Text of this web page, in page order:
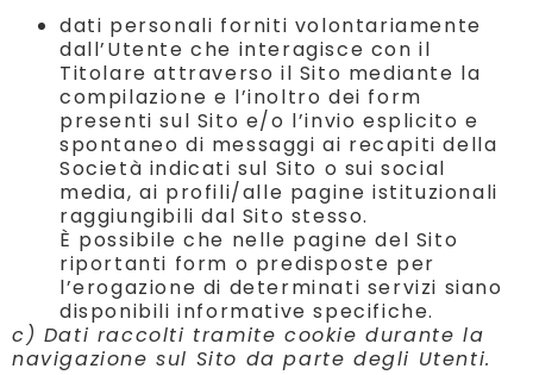
dati personali forniti volontariamente
dall’Utente che interagisce con il
Titolare attraverso il Sito mediante la
compilazione e l’inoltro dei form
presenti sul Sito e/o l’invio esplicito e
spontaneo di messaggi ai recapiti della
Società indicati sul Sito o sui social
media, ai profili/alle pagine istituzionali
raggiungibili dal Sito stesso.
È possibile che nelle pagine del Sito
riportanti form o predisposte per
l’erogazione di determinati servizi siano
disponibili informative specifiche.
c) Dati raccolti tramite cookie durante la
navigazione sul Sito da parte degli Utenti.